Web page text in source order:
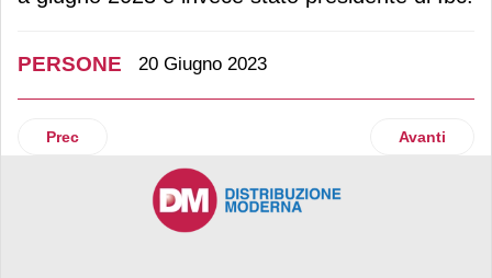
PERSONE 20 Giugno 2023
Articolo precedente: Gabriele Ferri è il nuovo presidente di
Prec Articolo
Avanti